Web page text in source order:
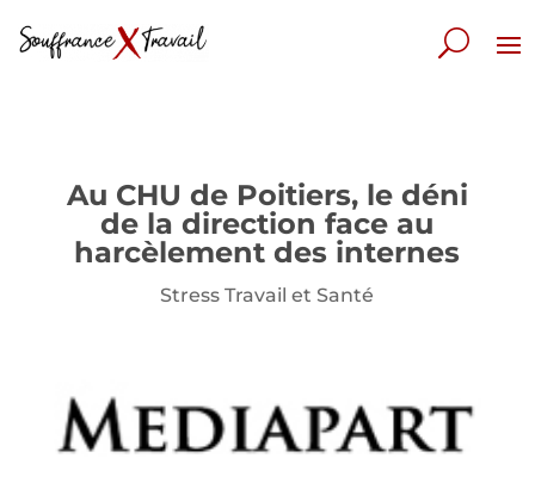
Au CHU de Poitiers, le déni
de la direction face au
harcèlement des internes
Stress Travail et Santé